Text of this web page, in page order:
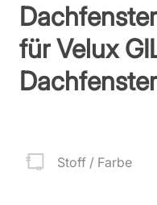
für Velux
Dachfenster
Stoff / Farbe